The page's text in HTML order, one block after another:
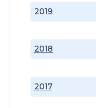
2017
2018
2019